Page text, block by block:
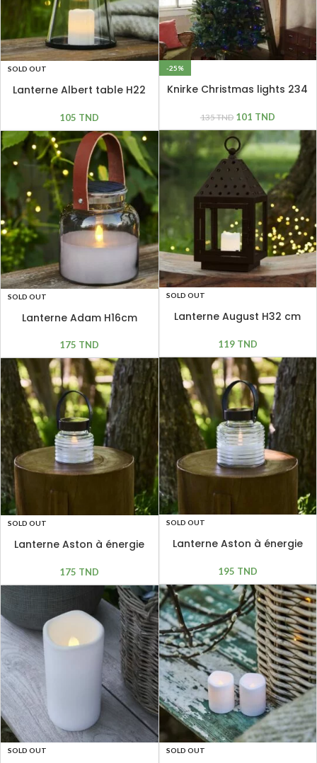
-25%
Knirke Christmas lights 234
135TND 101 TND
SOLD OUT
Lanterne Albert table H22
105 TND
SOLD OUT
Lanterne August H32 cm
119 TND
SOLD OUT
Lanterne Adam H16cm
175 TND
SOLD OUT
Lanterne Aston à énergie
195 TND
SOLD OUT
Lanterne Aston à énergie
175 TND
SOLD OUT
SOLD OUT